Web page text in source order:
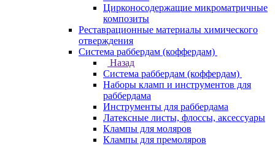
Цирконосодержащие микроматричные
композиты
Реставрационные материалы химического
отверждения
Система раббердам (коффердам)
Назад
Система раббердам (коффердам)
Наборы кламп и инструментов для
раббердама
Инструменты для раббердама
Латексные листы, флоссы, аксессуары
Клампы для моляров
Клампы для премоляров